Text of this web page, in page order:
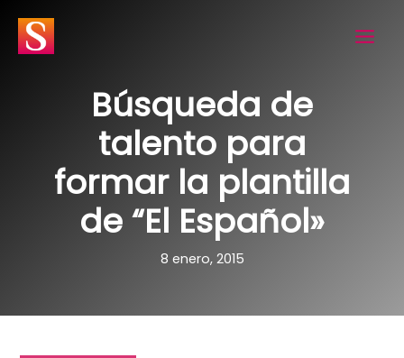
contenido
Búsqueda de
talento para
formar la plantilla
de “El Español»
8 enero, 2015